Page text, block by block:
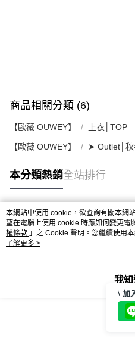
商品相關分類 (6)
【歐薇 OUWEY】 上衣│TOP
【歐薇 OUWEY】 ➤ Outlet│秋
本分類熱銷全站排行
熱門標籤
本網站中使用 cookie，欲查詢有關本網
望在電腦上使用 cookie 時應如何變更電
權條款 」之 Cookie 聲明。您繼續使用
用條款之 Cookie 聲明使用 cookie。
了解更多 >
我知
\ 加